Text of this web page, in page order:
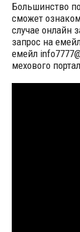
Большинство
сможет
случае онлайн
запрос на
емейл
мехового